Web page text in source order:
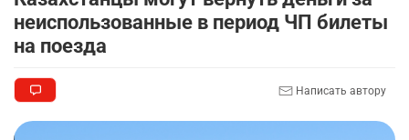
неиспользованные в период ЧП билеты
на поезда
Написать автору